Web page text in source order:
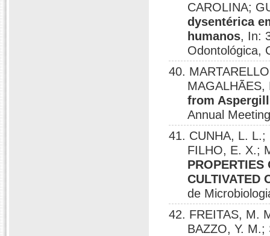
CAROLINA;
dysentérica
humanos, In:
Odontológica,
40.
from
Annual
41. CUNHA, L. L.;
FILHO, E. X.;
PROPERTIES
CULTIVATED
de
42. FREITAS, M.
BAZZO, Y. M.;